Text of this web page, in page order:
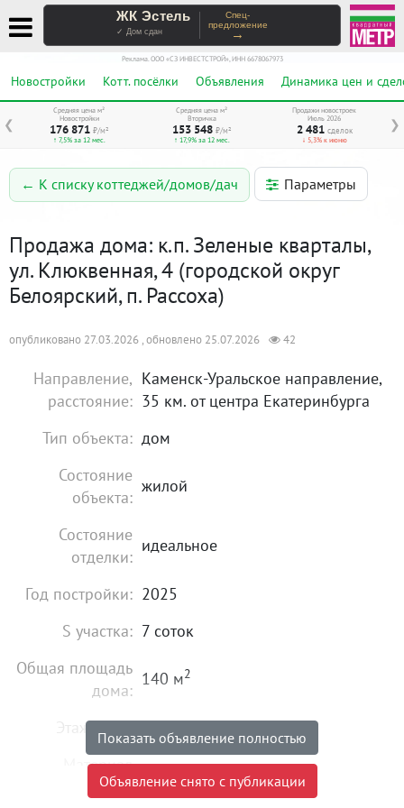
ЖК Эстель
✓ Дом сдан
Спец-
предложение
→
Реклама. ООО «СЗ ИНВЕСТСТРОЙ», ИНН 6678067973
Новостройки Котт. посёлки Объявления Динамика цен и
❮ ❯
Средняя цена м²
Новостройки
176 871 ₽/м²
↑ 7,5% за 12 мес.
Средняя цена м²
Вторичка
153 548 ₽/м²
↑ 17,9% за 12 мес.
Продажи новостроек
Июль 2026
2 481 сделок
↓ 5,3% к июню
← К списку коттеджей/домов/дач Параметры
Продажа дома: к.п. Зеленые кварталы,
ул. Клюквенная, 4 (городской округ
Белоярский, п. Рассоха)
опубликовано 27.03.2026 , обновлено 25.07.2026 42
Направление,
расстояние:
Каменск-Уральское направление,
35 км. от центра Екатеринбурга
Тип объекта: дом
Состояние
объекта:
жилой
Состояние
отделки:
идеальное
Год постройки: 2025
S участка: 7 соток
Общая площадь
дома:
140 м2
Этажность: 1
Материал
постройки:
блочный
Показать объявление полностью
Объявление снято с публикации